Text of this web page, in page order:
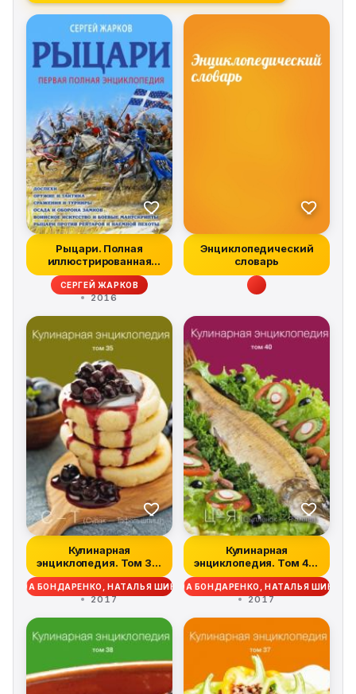
Рыцари. Полная
иллюстрированная
энциклопедия
СЕРГЕЙ ЖАРКОВ
2016
Энциклопедический
словарь
Кулинарная
энциклопедия. Том 35.
С – Т (Судак – Та...
БОНДАРЕНКО, НАТАЛЬЯ ШИНКАРЁВА
2017
Кулинарная
энциклопедия. Том 40.
Ц – Я (Цыпленок –...
НАДЕЖДА БОНДАРЕНКО, НАТАЛЬЯ
2017